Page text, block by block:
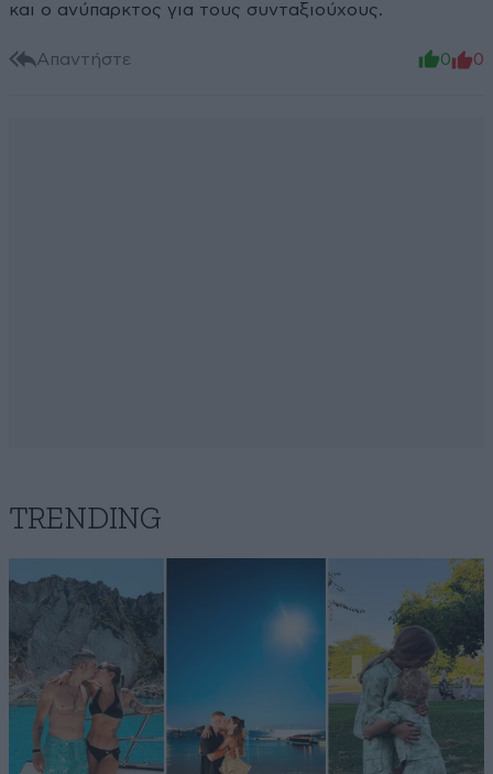
και ο ανύπαρκτος για τους συνταξιούχους.
Απαντήστε 0 0
TRENDING